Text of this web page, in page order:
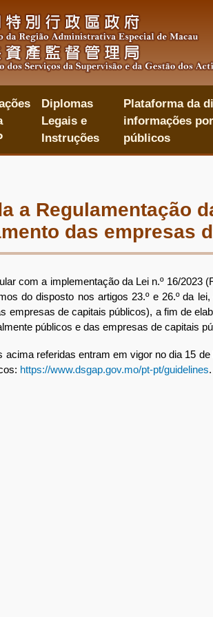
Diplomas
Legais e
Instruções
Plataforma da
informações
públicos
a Regulamentação
das empresas
com a implementação da Lei n.º 16/2023
do disposto nos artigos 23.º e 26.º da
empresas de capitais públicos), a fim de
públicos e das empresas de capitais
referidas entram em vigor no dia 15 de
https://www.dsgap.gov.mo/pt-pt/guidelines.